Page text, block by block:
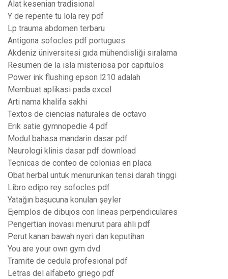
Alat kesenian tradisional
Y de repente tu lola rey pdf
Lp trauma abdomen terbaru
Antigona sofocles pdf portugues
Akdeniz üniversitesi gıda mühendisliği sıralama
Resumen de la isla misteriosa por capitulos
Power ink flushing epson l210 adalah
Membuat aplikasi pada excel
Arti nama khalifa sakhi
Textos de ciencias naturales de octavo
Erik satie gymnopedie 4 pdf
Modul bahasa mandarin dasar pdf
Neurologi klinis dasar pdf download
Tecnicas de conteo de colonias en placa
Obat herbal untuk menurunkan tensi darah tinggi
Libro edipo rey sofocles pdf
Yatağın başucuna konulan şeyler
Ejemplos de dibujos con lineas perpendiculares
Pengertian inovasi menurut para ahli pdf
Perut kanan bawah nyeri dan keputihan
You are your own gym dvd
Tramite de cedula profesional pdf
Letras del alfabeto griego pdf